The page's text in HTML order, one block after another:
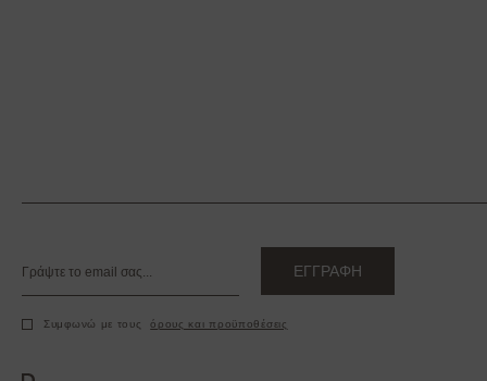
ΕΓΓΡΑΦΗ
Συμφωνώ με τους όρους και προϋποθέσεις